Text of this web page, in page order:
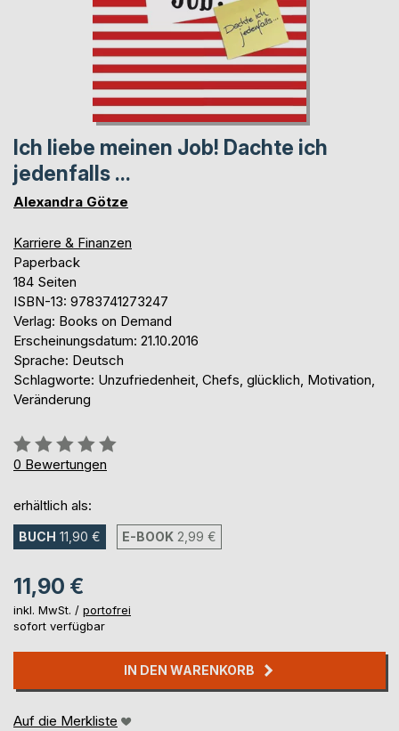
Ich liebe meinen Job! Dachte ich
jedenfalls ...
Alexandra Götze
Karriere & Finanzen
Paperback
184 Seiten
ISBN-13: 9783741273247
Verlag: Books on Demand
Erscheinungsdatum: 21.10.2016
Sprache: Deutsch
Schlagworte: Unzufriedenheit, Chefs, glücklich, Motivation,
Veränderung
Bewertung::
0%
0 Bewertungen
erhältlich als:
BUCH 11,90 € E-BOOK 2,99 €
11,90 €
inkl. MwSt. / portofrei
sofort verfügbar
IN DEN WARENKORB
Auf die Merkliste